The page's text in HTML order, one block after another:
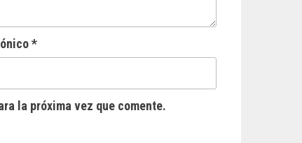
*
la próxima vez que comente.